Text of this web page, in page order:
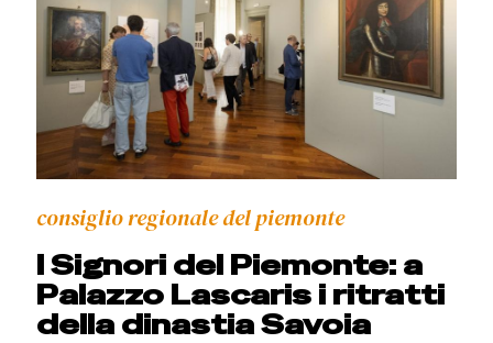
consiglio regionale del piemonte
I Signori del Piemonte: a
Palazzo Lascaris i ritratti
della dinastia Savoia